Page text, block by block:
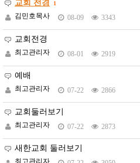
교회 전경 1
김민호목사 08-09 3343
교회전경
최고관리자 08-01 2919
예배
최고관리자 07-22 2866
교회둘러보기
최고관리자 07-22 2873
새한교회 둘러보기
최고관리자